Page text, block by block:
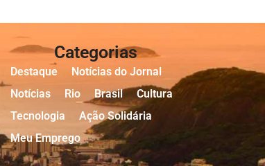
Categorias
Destaque
Notícias do Jornal
Notícias
Rio Brasil
Cultura
Tecnologia
Ação Solidária
Meu Emprego